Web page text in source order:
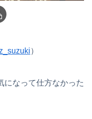
）
になって仕方なかった